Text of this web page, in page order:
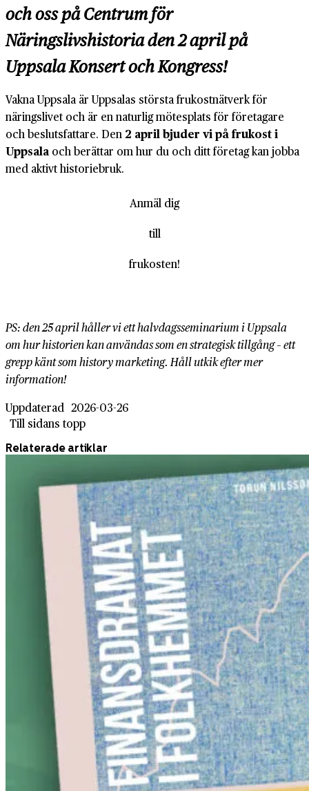
och oss på Centrum för
Näringslivshistoria den 2 april på
Uppsala Konsert och Kongress!
Vakna Uppsala är Uppsalas största frukostnätverk för
näringslivet och är en naturlig mötesplats för företagare
och beslutsfattare. Den 2 april bjuder vi på frukost i
Uppsala och berättar om hur du och ditt företag kan jobba
med aktivt historiebruk.
Anmäl dig
till
frukosten!
PS: den 25 april håller vi ett halvdagsseminarium i Uppsala
om hur historien kan användas som en strategisk tillgång – ett
grepp känt som history marketing. Håll utkik efter mer
information!
Uppdaterad 2026-03-26
Till sidans topp
Relaterade artiklar